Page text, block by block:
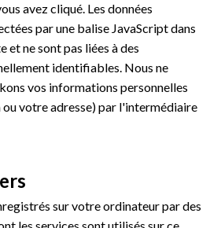
avez cliqué. Les données
par une balise JavaScript dans
et ne sont pas liées à des
identifiables. Nous ne
vos informations personnelles
votre adresse) par l'intermédiaire
sur votre ordinateur par des